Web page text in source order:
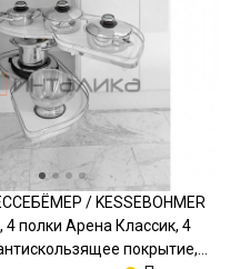
/ KESSEBOHMER
полки Арена Классик, 4
покрытие,